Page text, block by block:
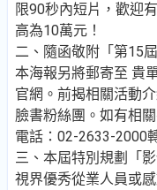
限90秒內短片，歡迎
高為10萬元！
二、隨函敬附「第15
本海報另將郵寄至 貴
官網。前揭相關活動
臉書粉絲團。如有相
電話：02-2633-2000
三、本屆特別規劃「
視界優秀從業人員或